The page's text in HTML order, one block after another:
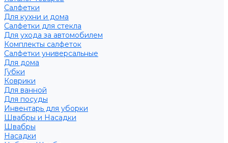
Салфетки
Для кухни и дома
Салфетки для стекла
Для ухода за автомобилем
Комплекты салфеток
Салфетки универсальные
Для дома
Губки
Коврики
Для ванной
Для посуды
Инвентарь для уборки
Швабры и Насадки
Швабры
Насадки